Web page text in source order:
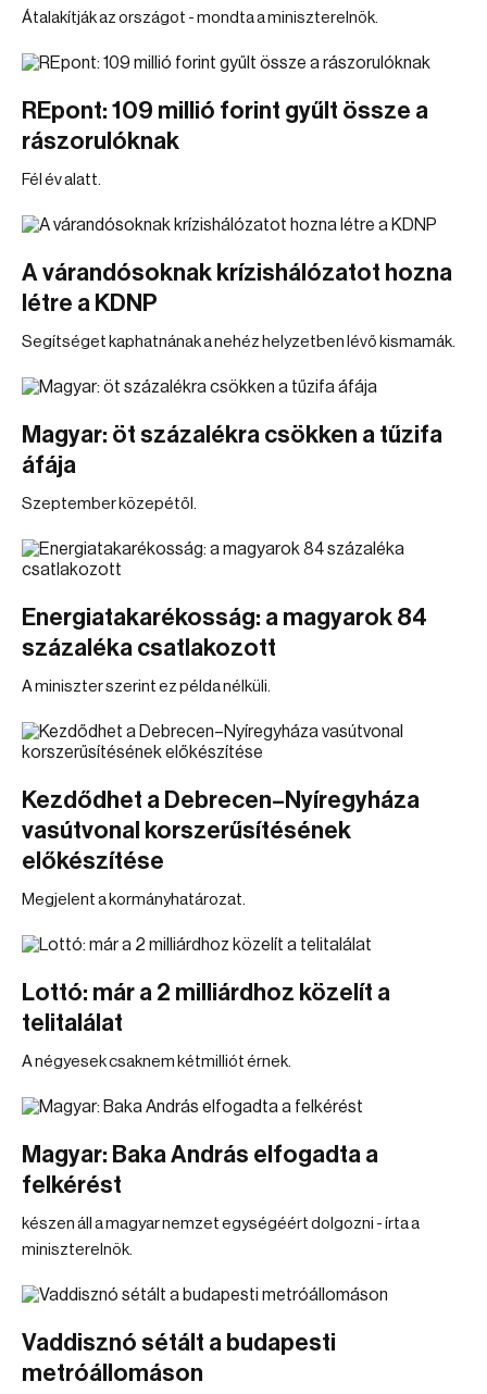
Átalakítják az országot - mondta a miniszterelnök.
REpont: 109 millió forint gyűlt össze a
rászorulóknak
Fél év alatt.
A várandósoknak krízishálózatot hozna
létre a KDNP
Segítséget kaphatnának a nehéz helyzetben lévő kismamák.
Magyar: öt százalékra csökken a tűzifa
áfája
Szeptember közepétől.
Energiatakarékosság: a magyarok 84
százaléka csatlakozott
A miniszter szerint ez példa nélküli.
Kezdődhet a Debrecen–Nyíregyháza
vasútvonal korszerűsítésének
előkészítése
Megjelent a kormányhatározat.
Lottó: már a 2 milliárdhoz közelít a
telitalálat
A négyesek csaknem kétmilliót érnek.
Magyar: Baka András elfogadta a
felkérést
készen áll a magyar nemzet egységéért dolgozni - írta a
miniszterelnök.
Vaddisznó sétált a budapesti
metróállomáson